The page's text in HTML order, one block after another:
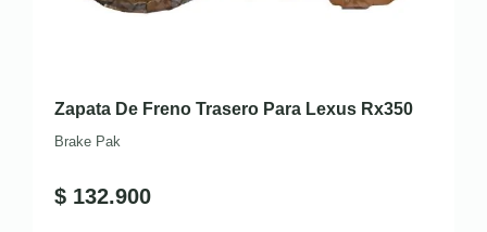
Zapata De Freno Trasero Para Lexus Rx350
Brake Pak
$ 132.900